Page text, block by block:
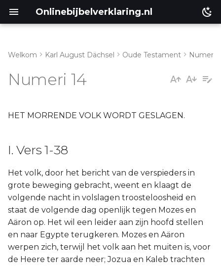
Onlinebijbelverklaring.nl
Lukas
Romeinen
1 Korinthe
2 Korinthe
Galaten
Welkom Karl August Dächsel Oude Testament Numeri
Numeri 14
HET MORRENDE VOLK WORDT GESLAGEN.
I. Vers 1-38
Het volk, door het bericht van de verspieders in
grote beweging gebracht, weent en klaagt de
volgende nacht in volslagen troosteloosheid en
staat de volgende dag openlijk tegen Mozes en
Aäron op. Het wil een leider aan zijn hoofd stellen
en naar Egypte terugkeren. Mozes en Aäron
werpen zich, terwijl het volk aan het muiten is, voor
de Heere ter aarde neer; Jozua en Kaleb trachten